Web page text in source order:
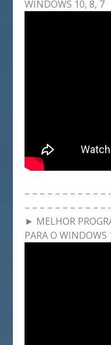
WINDOWS 10, 8, 7
– – – – – – – – – – –
– – – – – – – – – – –
► MELHOR
PARA O WINDOWS